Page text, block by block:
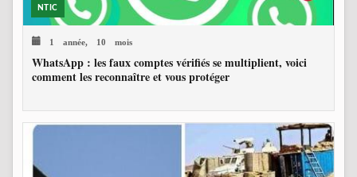
NTIC
1 année, 10 mois
WhatsApp : les faux comptes vérifiés se multiplient, voici
comment les reconnaître et vous protéger